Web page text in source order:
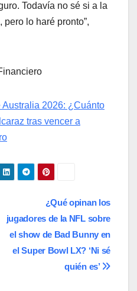
Todavía no sé si a la
lo haré pronto”,
2026: ¿Cuánto
tras vencer a
¿Qué opinan los
jugadores de la NFL sobre
el show de Bad Bunny en
el Super Bowl LX? ‘Ni sé
quién es’